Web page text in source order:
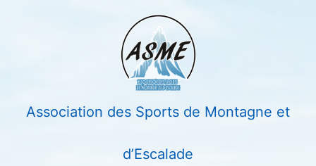
Association des Sports de Montagne et
d’Escalade